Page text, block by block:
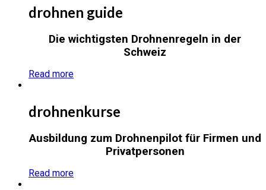
drohnen guide
Die wichtigsten Drohnenregeln in der
Schweiz
Read more
drohnenkurse
Ausbildung zum Drohnenpilot für Firmen und
Privatpersonen
Read more